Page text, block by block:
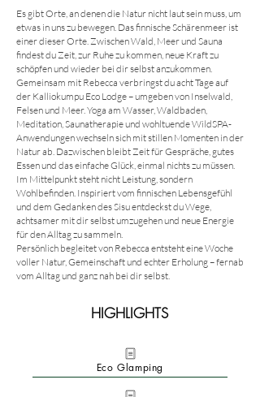
Es gibt Orte, an denen die Natur nicht laut sein muss, um
etwas in uns zu bewegen. Das finnische Schärenmeer ist
einer dieser Orte. Zwischen Wald, Meer und Sauna
findest du Zeit, zur Ruhe zu kommen, neue Kraft zu
schöpfen und wieder bei dir selbst anzukommen.
Gemeinsam mit Rebecca verbringst du acht Tage auf
der Kalliokumpu Eco Lodge – umgeben von Inselwald,
Felsen und Meer. Yoga am Wasser, Waldbaden,
Meditation, Saunatherapie und wohltuende WildSPA-
Anwendungen wechseln sich mit stillen Momenten in der
Natur ab. Dazwischen bleibt Zeit für Gespräche, gutes
Essen und das einfache Glück, einmal nichts zu müssen.
Im Mittelpunkt steht nicht Leistung, sondern
Wohlbefinden. Inspiriert vom finnischen Lebensgefühl
und dem Gedanken des Sisu entdeckst du Wege,
achtsamer mit dir selbst umzugehen und neue Energie
für den Alltag zu sammeln.
Persönlich begleitet von Rebecca entsteht eine Woche
voller Natur, Gemeinschaft und echter Erholung – fernab
vom Alltag und ganz nah bei dir selbst.
HIGHLIGHTS
Eco Glamping